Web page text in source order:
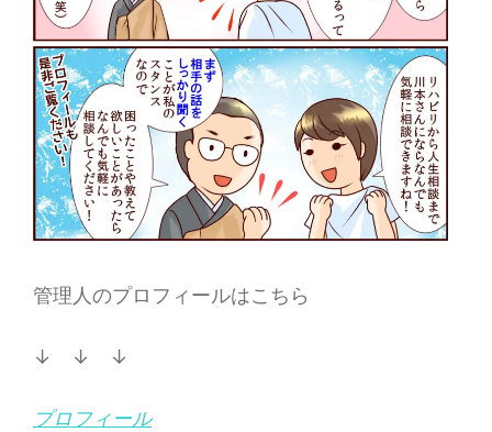
管理人のプロフィールはこちら
↓ ↓ ↓
プロフィール